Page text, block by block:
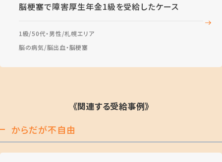
脳梗塞で障害厚生年金1級を受給したケース
1級 50代・男性 札幌エリア
脳の病気 脳出血・脳梗塞
《関連する受給事例》
からだが不自由